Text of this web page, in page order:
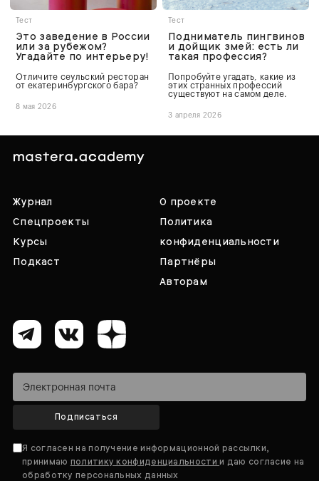
Тест
Это заведение в России
или за рубежом?
Угадайте по интерьеру!
Отличите сеульский ресторан
от екатеринбургского бара?
8 мая 2026
Тест
Подниматель пингвинов
и дойщик змей: есть ли
такая профессия?
Попробуйте угадать, какие из
этих странных профессий
существуют на самом деле.
3 апреля 2026
Журнал
Спецпроекты
Курсы
Подкаст
О проекте
Политика
конфиденциальности
Партнёры
Авторам
Подписаться
Я согласен на получение информационной рассылки,
принимаю политику конфиденциальностии даю согласие на
обработку персональных данных